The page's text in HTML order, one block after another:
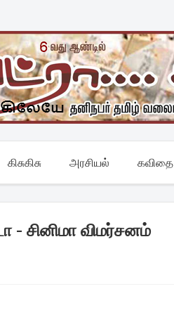
கிசுகிசு அரசியல் கவிதை
- சினிமா விமர்சனம்